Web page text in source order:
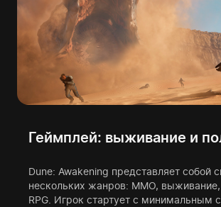
Геймплей: выживание и
Dune: Awakening представляет собой
нескольких жанров: MMO,
RPG. Игрок стартует с минимальным